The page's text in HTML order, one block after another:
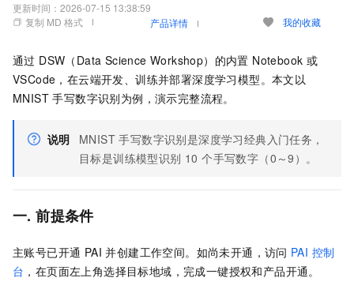
更新时间： 2026-07-15 13:38:59
复制 MD 格式
产品详情 我的收藏
通过 DSW（Data Science Workshop）的内置 Notebook 或
VSCode，在云端开发、训练并部署深度学习模型。本文以
MNIST 手写数字识别为例，演示完整流程。
说明
MNIST 手写数字识别是深度学习经典入门任务，
目标是训练模型识别 10 个手写数字（0～9）。
一. 前提条件
主账号已开通 PAI 并创建工作空间。如尚未开通，访问 PAI 控制
台 ，在页面左上角选择目标地域，完成一键授权和产品开通。